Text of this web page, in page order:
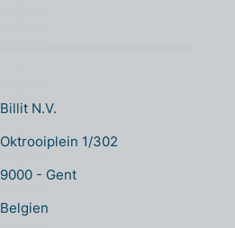
Billit N.V.
Oktrooiplein 1/302
9000 - Gent
Belgien